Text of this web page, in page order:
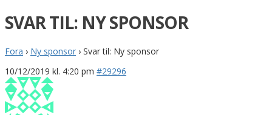
SVAR TIL: NY SPONSOR
Fora › Ny sponsor › Svar til: Ny sponsor
10/12/2019 kl. 4:20 pm #29296